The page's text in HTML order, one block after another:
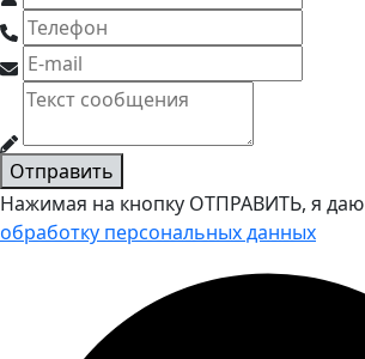
Отправить
Нажимая на кнопку ОТПРАВИТЬ, я даю
обработку персональных данных